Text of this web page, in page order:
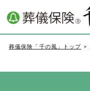
葬儀保険「千の風」トップ